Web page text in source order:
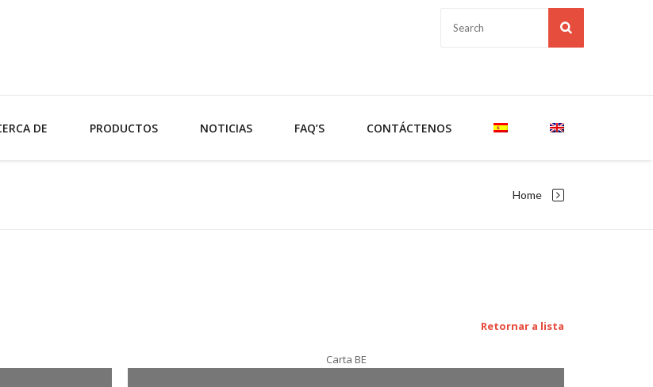
DE PRODUCTOS NOTICIAS FAQ’S CONTÁCTENOS
Home
Retornar a lista
Carta BE